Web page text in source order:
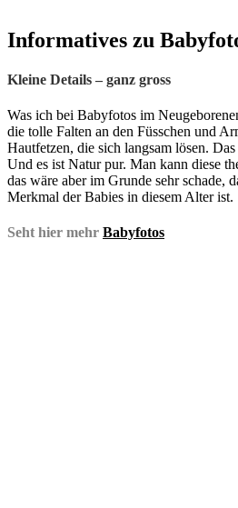
Informatives zu
Kleine Details – ganz gross
Was ich bei Babyfotos im
die tolle Falten an den Füsschen und
Hautfetzen, die sich langsam lösen.
Und es ist Natur pur. Man kann diese
das wäre aber im Grunde sehr schade,
Merkmal der Babies in diesem Alter ist.
Seht hier mehr Babyfotos